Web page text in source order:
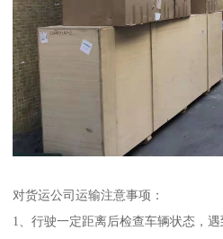
对货运公司运输注意事项：
1、行驶一定距离后检查车辆状态，遇